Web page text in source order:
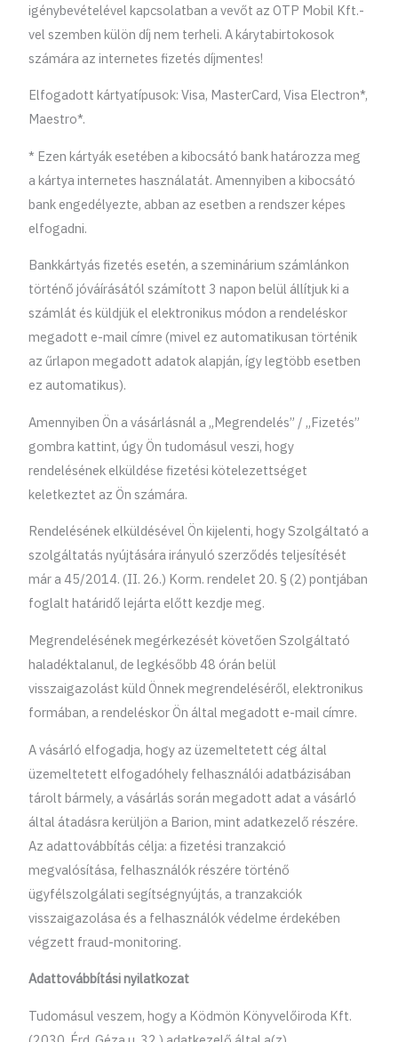
igénybevételével kapcsolatban a vevőt az OTP Mobil Kft.-
vel szemben külön díj nem terheli. A kárytabirtokosok
számára az internetes fizetés díjmentes!
Elfogadott kártyatípusok: Visa, MasterCard, Visa Electron*,
Maestro*.
* Ezen kártyák esetében a kibocsátó bank határozza meg
a kártya internetes használatát. Amennyiben a kibocsátó
bank engedélyezte, abban az esetben a rendszer képes
elfogadni.
Bankkártyás fizetés esetén, a szeminárium számlánkon
történő jóváírásától számított 3 napon belül állítjuk ki a
számlát és küldjük el elektronikus módon a rendeléskor
megadott e-mail címre (mivel ez automatikusan történik
az űrlapon megadott adatok alapján, így legtöbb esetben
ez automatikus).
Amennyiben Ön a vásárlásnál a „Megrendelés” / „Fizetés”
gombra kattint, úgy Ön tudomásul veszi, hogy
rendelésének elküldése fizetési kötelezettséget
keletkeztet az Ön számára.
Rendelésének elküldésével Ön kijelenti, hogy Szolgáltató a
szolgáltatás nyújtására irányuló szerződés teljesítését
már a 45/2014. (II. 26.) Korm. rendelet 20. § (2) pontjában
foglalt határidő lejárta előtt kezdje meg.
Megrendelésének megérkezését követően Szolgáltató
haladéktalanul, de legkésőbb 48 órán belül
visszaigazolást küld Önnek megrendeléséről, elektronikus
formában, a rendeléskor Ön által megadott e-mail címre.
A vásárló elfogadja, hogy az üzemeltetett cég által
üzemeltetett elfogadóhely felhasználói adatbázisában
tárolt bármely, a vásárlás során megadott adat a vásárló
által átadásra kerüljön a Barion, mint adatkezelő részére.
Az adattovábbítás célja: a fizetési tranzakció
megvalósítása, felhasználók részére történő
ügyfélszolgálati segítségnyújtás, a tranzakciók
visszaigazolása és a felhasználók védelme érdekében
végzett fraud-monitoring.
Adattovábbítási nyilatkozat
Tudomásul veszem, hogy a Ködmön Könyvelőiroda Kft.